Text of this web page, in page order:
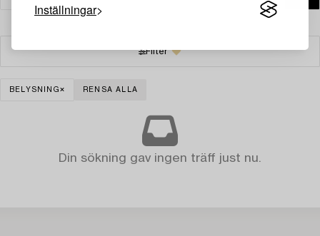
Inställningar
Filter
BELYSNING RENSA ALLA
Din sökning gav ingen träff just nu.